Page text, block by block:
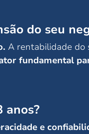
do seu
A rentabilidade do
fundamental
anos?
e